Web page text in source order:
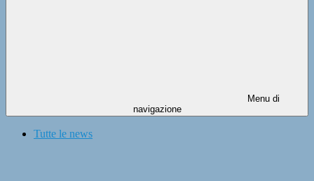
Menu di
navigazione
Tutte le news